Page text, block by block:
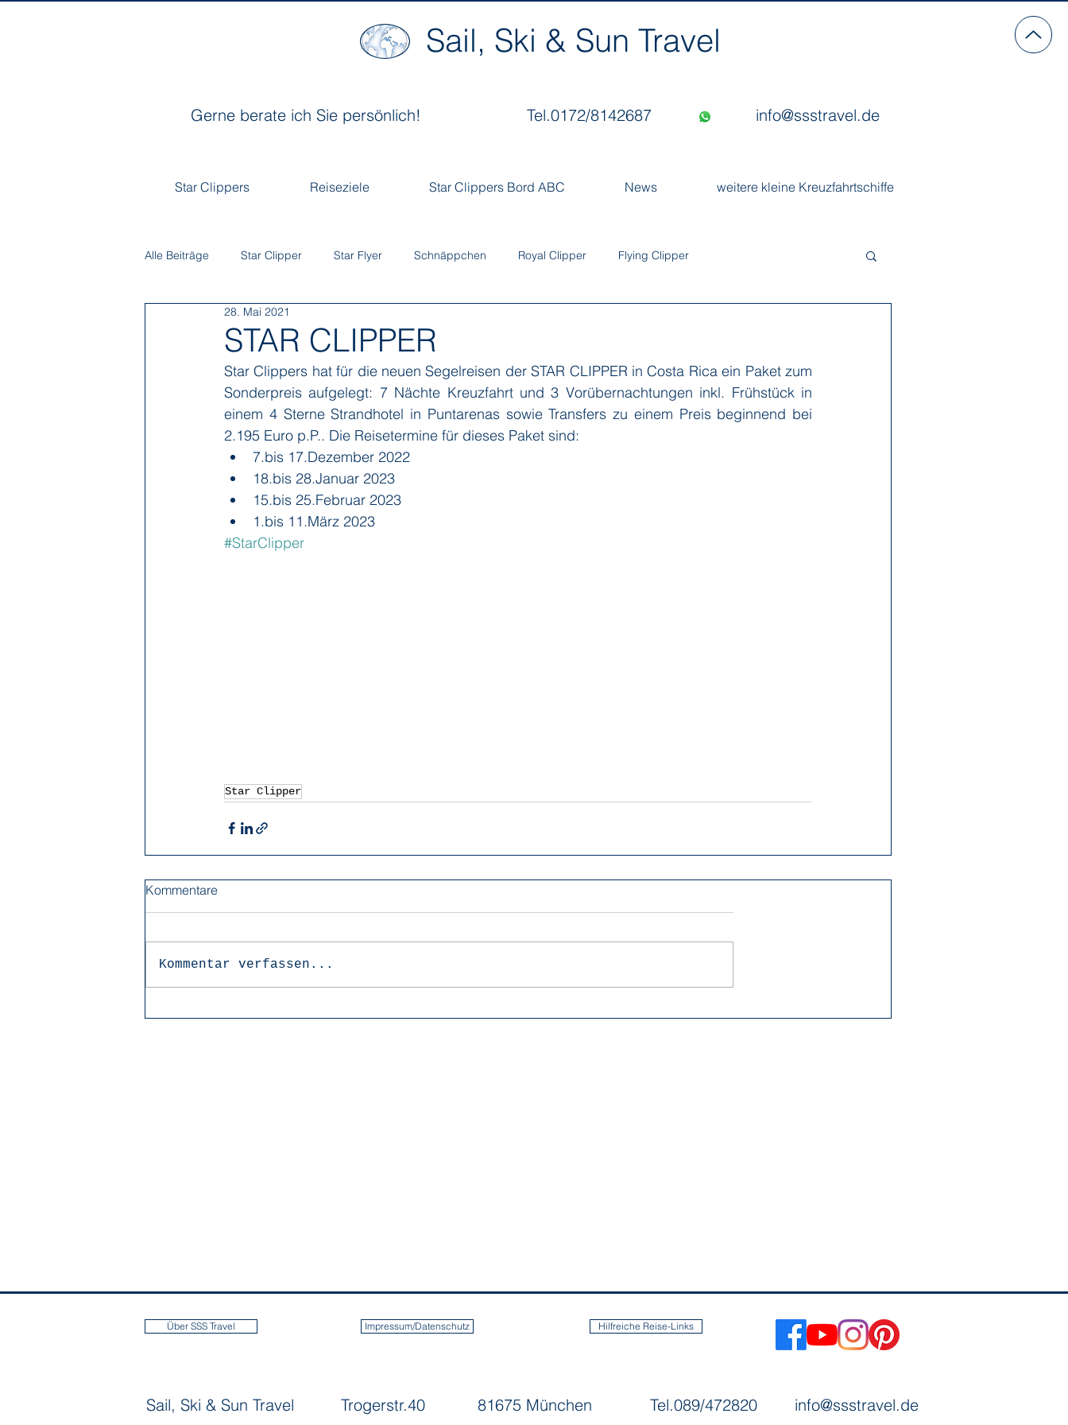
Sail, Ski & Sun Travel
Gerne berate ich Sie persönlich! Tel.0172/8142687 info@ssstravel.de
Star Clippers Reiseziele Star Clippers Bord ABC News weitere kleine Kreuzfahrtschiffe
Alle Beiträge Star Clipper Star Flyer Schnäppchen Royal Clipper Flying Clipper
STAR CLIPPER
28. Mai 2021
Star Clippers hat für die neuen Segelreisen der STAR CLIPPER in Costa Rica ein Paket zum
Sonderpreis aufgelegt: 7 Nächte Kreuzfahrt und 3 Vorübernachtungen inkl. Frühstück in
einem 4 Sterne Strandhotel in Puntarenas sowie Transfers zu einem Preis beginnend bei
2.195 Euro p.P.. Die Reisetermine für dieses Paket sind:
7.bis 17.Dezember 2022
18.bis 28.Januar 2023
15.bis 25.Februar 2023
1.bis 11.März 2023
#StarClipper
Star Clipper
Kommentare
Kommentar verfassen...
Über SSS Travel Impressum/Datenschutz Hilfreiche Reise-Links
Sail, Ski & Sun Travel Trogerstr.40 81675 München Tel.089/472820 info@ssstravel.de